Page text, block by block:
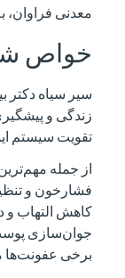
معدنی
خواص
سیر سیاه دکتر
زندگی و
تقویت سیستم
از جمله
فشارخون و
کاهش التهاب و
جوان‌سازی
برخی عفونت‌ها